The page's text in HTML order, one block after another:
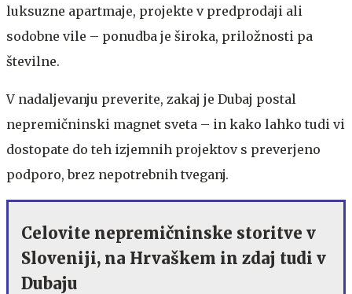
luksuzne apartmaje, projekte v predprodaji ali
sodobne vile – ponudba je široka, priložnosti pa
številne.
V nadaljevanju preverite, zakaj je Dubaj postal
nepremičninski magnet sveta – in kako lahko tudi vi
dostopate do teh izjemnih projektov s preverjeno
podporo, brez nepotrebnih tveganj.
Celovite nepremičninske storitve v
Sloveniji, na Hrvaškem in zdaj tudi v
Dubaju